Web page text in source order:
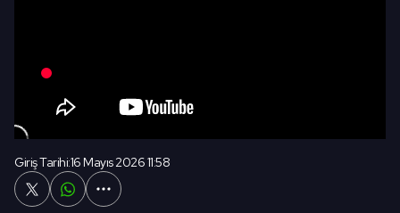
Giriş Tarihi:16 Mayıs 2026 11:58